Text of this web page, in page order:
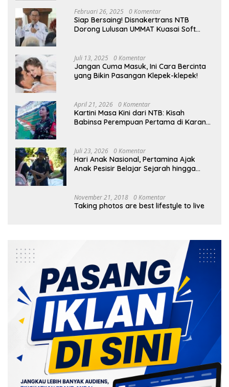
Februari 26, 2025 0 Komentar
Siap Bersaing! Disnakertrans NTB
Dorong Lulusan UMMAT Kuasai Soft
Juli 13, 2025 0 Komentar
Jangan Cuma Masuk, Ini Cara Bercinta
yang Bikin Pasangan Klepek-klepek!
April 21, 2026 0 Komentar
Kartini Masa Kini dari NTB: Kisah
Babinsa Perempuan Pertama di Karang
Juli 23, 2026 0 Komentar
Hari Anak Nasional, Pertamina Ajak
Anak Pesisir Belajar Sejarah hingga
November 21, 2018 0 Komentar
Taking photos are best lifestyle to live